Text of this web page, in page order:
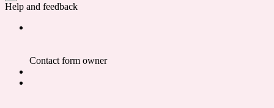
Help and feedback
Contact form owner